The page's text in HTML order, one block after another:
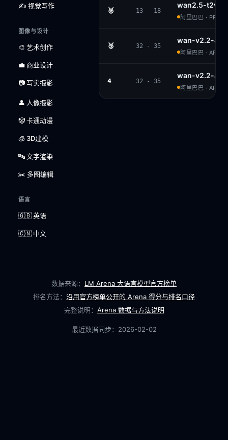
✍️ 视觉写作
图像与设计
🎨 艺术创作
💼 商业设计
📷 写实摄影
👤 人像摄影
🤡 卡通动漫
🧊 3D建模
🔤 文字渲染
✂️ 多图编辑
语言
🇬🇧 英语
🇨🇳 中文
🥈 13 - 18
wan2.5-t2v-
阿里巴巴 ·
🥉 32 - 35
wan-v2.2-
阿里巴巴 ·
4 32 - 35
wan-v2.2-
阿里巴巴 ·
数据来源： LM Arena 大语言模型官方榜单
排名方法： 沿用官方榜单公开的 Arena 得分与排名口径
完整说明： Arena 数据与方法说明
最近数据同步： 2026-02-02